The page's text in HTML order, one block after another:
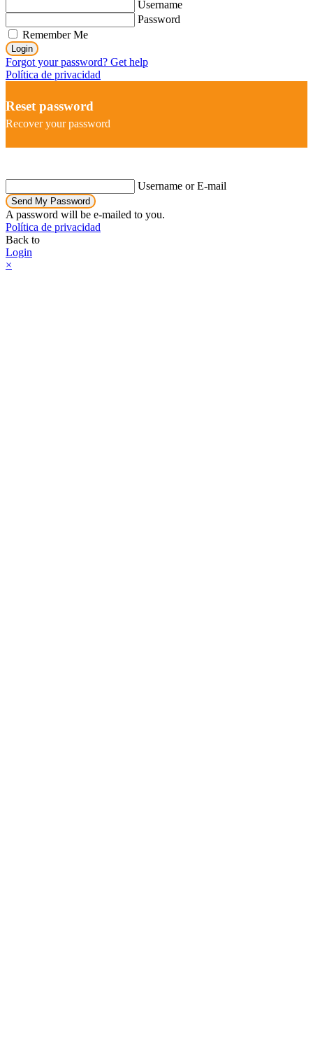
Username
Password
Remember Me
Login
Forgot your password? Get help
Política de privacidad
Reset password
Recover your password
Username or E-mail
Send My Password
A password will be e-mailed to you.
Política de privacidad
Back to
Login
×